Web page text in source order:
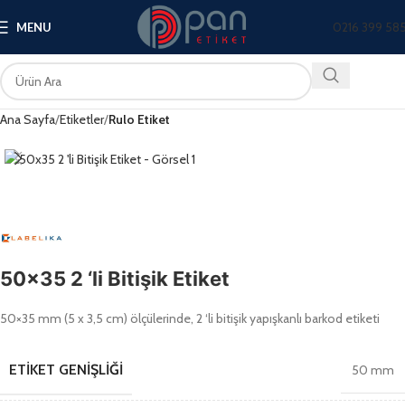
MENU 0216 399
Ana Sayfa Etiketler Rulo Etiket
50×35 2 ‘li Bitişik Etiket
50×35 mm (5 x 3,5 cm) ölçülerinde, 2 ‘li bitişik yapışkanlı barkod etiketi
ETIKET GENIŞLIĞI 50 mm